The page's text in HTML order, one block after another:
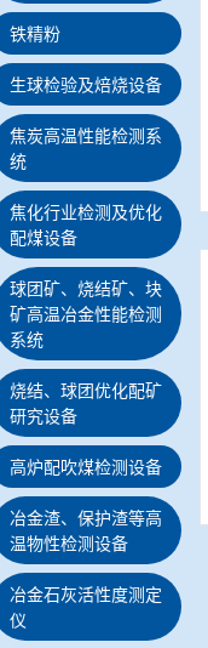
铁精粉
生球检验及焙烧设备
焦炭高温性能检测系
统
焦化行业检测及优化
配煤设备
球团矿、烧结矿、块
矿高温冶金性能检测
系统
烧结、球团优化配矿
研究设备
高炉配吹煤检测设备
冶金渣、保护渣等高
温物性检测设备
冶金石灰活性度测定
仪